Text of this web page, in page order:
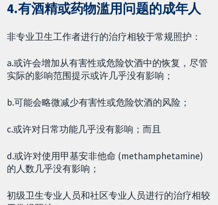
4.有酒精或药物滥用问题的成年人
非专业卫生工作者进行的治疗相较于常规照护：
a.或许会增加从有害性或危险饮酒中的恢复，尽管
实际的影响范围提示或许几乎没有影响；
b.可能会略微减少有害性或危险饮酒的风险；
c.或许对日常功能几乎没有影响；而且
d.或许对使用甲基安非他命 (methamphetamine)
的人数几乎没有影响；
初级卫生专业人员和社区专业人员进行的治疗相较